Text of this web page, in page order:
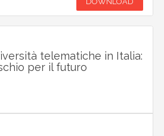
telematiche in Italia:
per il futuro